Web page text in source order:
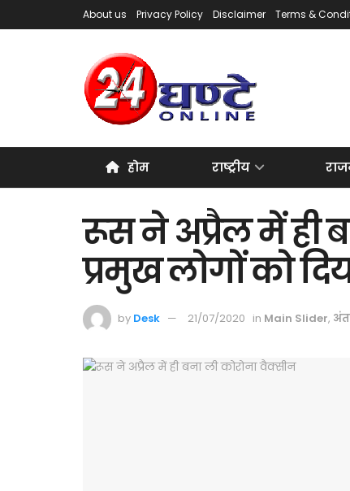
About us Privacy Policy Disclaimer Terms &
होम राष्ट्रीय
रूस ने अप्रैल में ही
प्रमुख लोगों को
by Desk 21/07/2020 in Main Slider,